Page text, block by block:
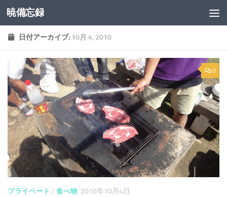
コンテンツへスキップ
暁備忘録
日付アーカイブ: 10月 4, 2010
0
プライベート / 食べ物 2010年10月4日